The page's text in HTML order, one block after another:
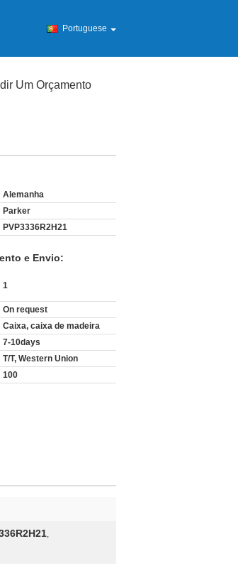
Portuguese
Um Orçamento
Alemanha
Parker
PVP3336R2H21
e Envio:
1
On request
Caixa, caixa de madeira
7-10days
T/T, Western Union
100
,